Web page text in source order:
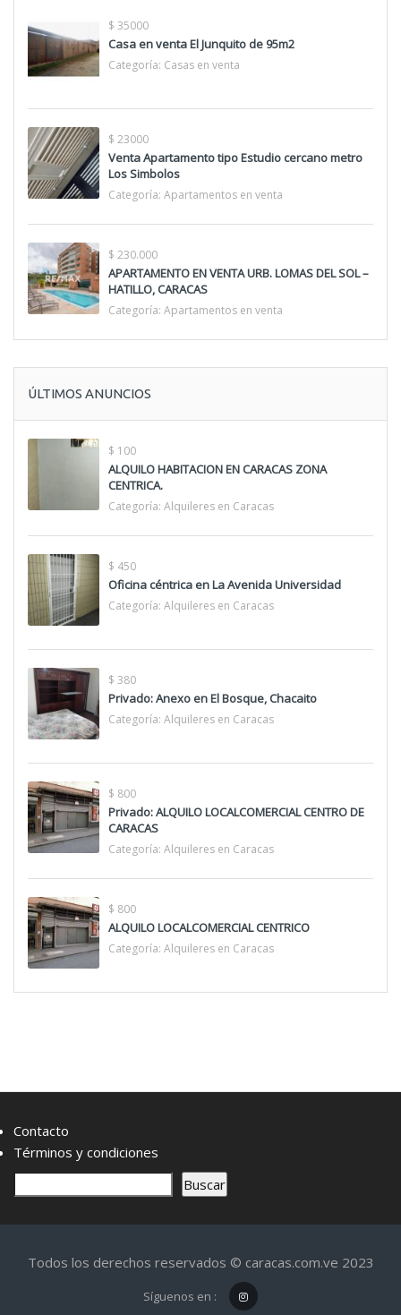
$ 35000
Casa en venta El Junquito de 95m2
Categoría: Casas en venta
$ 23000
Venta Apartamento tipo Estudio cercano metro
Los Simbolos
Categoría: Apartamentos en venta
$ 230.000
APARTAMENTO EN VENTA URB. LOMAS DEL SOL –
HATILLO, CARACAS
Categoría: Apartamentos en venta
ÚLTIMOS ANUNCIOS
$ 100
ALQUILO HABITACION EN CARACAS ZONA
CENTRICA.
Categoría: Alquileres en Caracas
$ 450
Oficina céntrica en La Avenida Universidad
Categoría: Alquileres en Caracas
$ 380
Privado: Anexo en El Bosque, Chacaito
Categoría: Alquileres en Caracas
$ 800
Privado: ALQUILO LOCALCOMERCIAL CENTRO DE
CARACAS
Categoría: Alquileres en Caracas
$ 800
ALQUILO LOCALCOMERCIAL CENTRICO
Categoría: Alquileres en Caracas
Contacto
Términos y condiciones
u
s
Buscar
Todos los derechos reservados © caracas.com.ve 2023
Síguenos en :